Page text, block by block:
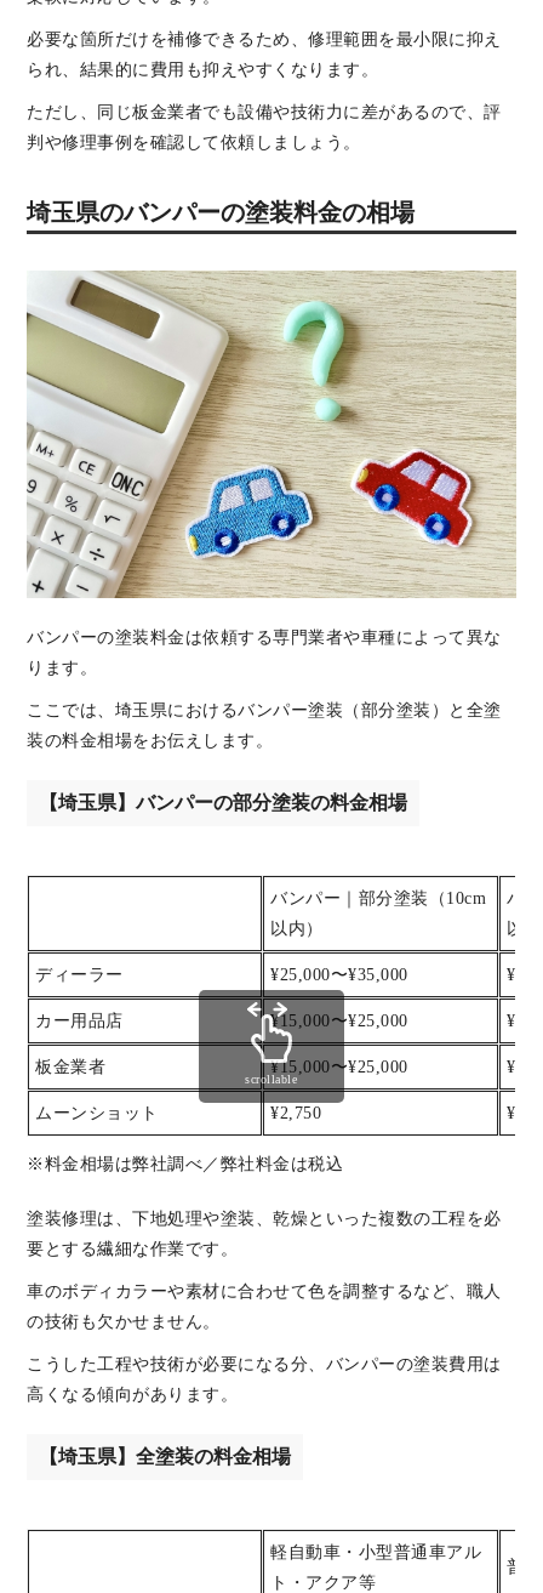
必要な箇所だけを補修できるため、修理範囲を最小限に抑え
られ、結果的に費用も抑えやすくなります。
ただし、同じ板金業者でも設備や技術力に差があるので、評
判や修理事例を確認して依頼しましょう。
埼玉県のバンパーの塗装料金の相場
バンパーの塗装料金は依頼する専門業者や車種によって異な
ります。
ここでは、埼玉県におけるバンパー塗装（部分塗装）と全塗
装の料金相場をお伝えします。
【埼玉県】バンパーの部分塗装の料金相場
バンパー｜部分塗装（10cm
以内）
バ
以
ディーラー ¥25,000〜¥35,000
カー用品店 ¥15,000〜¥25,000
板金業者 ¥15,000〜¥25,000
ムーンショット ¥2,750
※料金相場は弊社調べ／弊社料金は税込
scrollable
塗装修理は、下地処理や塗装、乾燥といった複数の工程を必
要とする繊細な作業です。
車のボディカラーや素材に合わせて色を調整するなど、職人
の技術も欠かせません。
こうした工程や技術が必要になる分、バンパーの塗装費用は
高くなる傾向があります。
【埼玉県】全塗装の料金相場
軽自動車・小型普通車アル
ト・アクア等
普